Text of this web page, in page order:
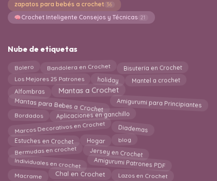
zapatos para bebés a crochet 36
Crochet Inteligente Consejos y Técnicas 21
Nube de etiquetas
Bolero Bandolera en Crochet Bisutería en Crochet
Los Mejores 25 Patrones holiday Mantel a crochet
Alfombras Mantas a Crochet
Mantas para Bebes a Crochet Amigurumi para Principiantes
Bordados Aplicaciones en ganchillo
Marcos Decorativos en Crochet Diademas
Estuches en Crochet Hogar blog
Bermudas en crochet Jersey en Crochet
Individuales en crochet Amigurumi Patrones PDF
Macrame Chal en Crochet Lazos en Crochet